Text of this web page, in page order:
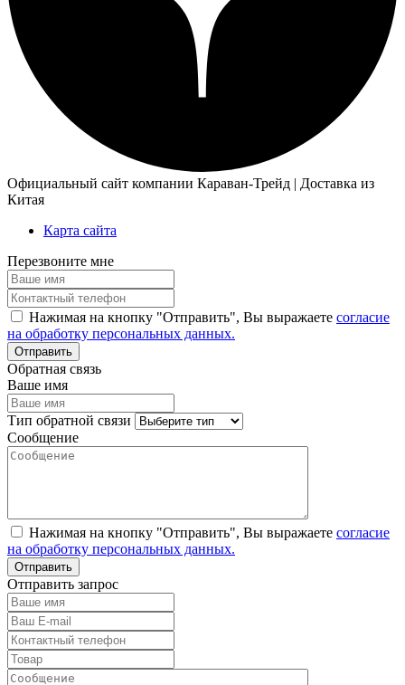
Официальный сайт компании Караван-Трейд | Доставка из
Китая
Карта сайта
Перезвоните мне
Нажимая на кнопку "Отправить", Вы выражаете согласие
на обработку персональных данных.
Обратная связь
Ваше имя
Тип обратной связи
Сообщение
Нажимая на кнопку "Отправить", Вы выражаете согласие
на обработку персональных данных.
Отправить запрос